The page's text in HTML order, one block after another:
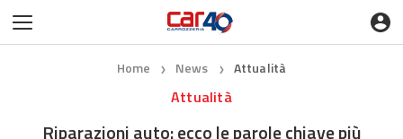
Home ❯ News ❯ Attualità
Attualità
Riparazioni auto: ecco le parole chiave più